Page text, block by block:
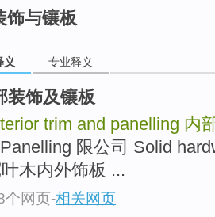
饰与镶板
义 专业释义
装饰及镶板
trim and panelling 内
限公司 Solid
木内外饰板 ...
个网页-相关网页